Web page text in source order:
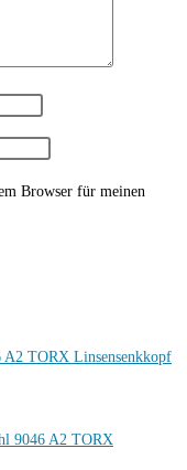
Browser für meinen